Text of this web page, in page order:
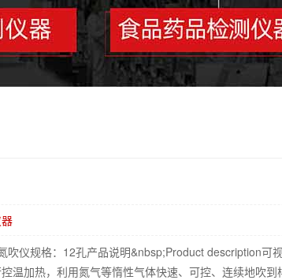
吹仪规格：12孔产品说明&nbsp;Product description可
温加热，利用氮气等惰性气体快速、可控、连续地吹